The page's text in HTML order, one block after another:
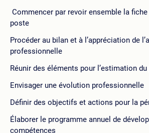
Commencer par revoir ensemble la
poste
Procéder au bilan et à l’appréciation de
professionnelle
Réunir des éléments pour l’estimation du
Envisager une évolution professionnelle
Définir des objectifs et actions pour la
Élaborer le programme annuel de
compétences